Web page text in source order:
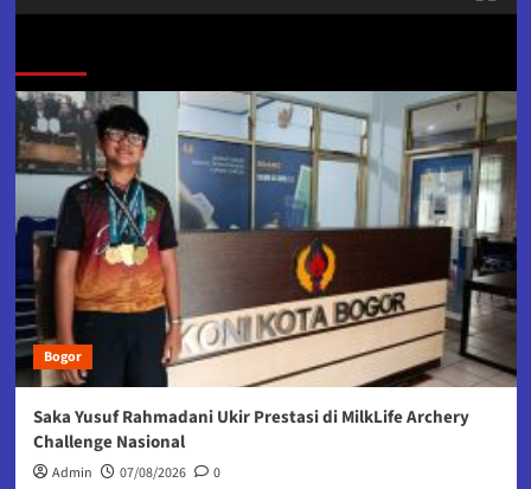
Bogor
Saka Yusuf Rahmadani Ukir Prestasi di MilkLife Archery
Challenge Nasional
Admin 07/08/2026 0